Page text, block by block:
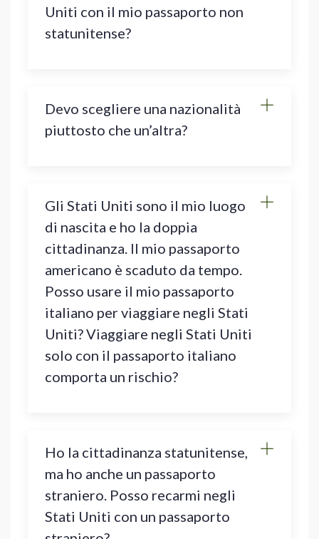
Uniti con il mio passaporto non
statunitense?
Devo scegliere una nazionalità
piuttosto che un’altra?
Gli Stati Uniti sono il mio luogo
di nascita e ho la doppia
cittadinanza. Il mio passaporto
americano è scaduto da tempo.
Posso usare il mio passaporto
italiano per viaggiare negli Stati
Uniti? Viaggiare negli Stati Uniti
solo con il passaporto italiano
comporta un rischio?
Ho la cittadinanza statunitense,
ma ho anche un passaporto
straniero. Posso recarmi negli
Stati Uniti con un passaporto